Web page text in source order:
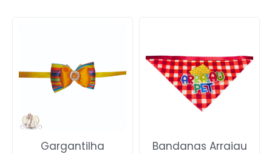
Gargantilha
Bandanas Arraiau